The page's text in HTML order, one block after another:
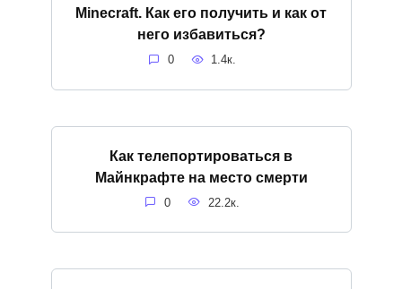
Minecraft. Как его получить и как от
него избавиться?
0 1.4к.
Как телепортироваться в
Майнкрафте на место смерти
0 22.2к.